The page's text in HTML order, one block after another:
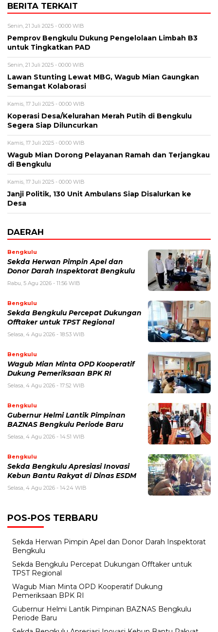
BERITA TERKAIT
Senin, 21 Juli 2025 - 00:00 WIB
Pemprov Bengkulu Dukung Pengelolaan Limbah B3
untuk Tingkatkan PAD
Senin, 21 Juli 2025 - 00:00 WIB
Lawan Stunting Lewat MBG, Wagub Mian Gaungkan
Semangat Kolaborasi
Kamis, 17 Juli 2025 - 00:00 WIB
Koperasi Desa/Kelurahan Merah Putih di Bengkulu
Segera Siap Diluncurkan
Kamis, 17 Juli 2025 - 00:00 WIB
Wagub Mian Dorong Pelayanan Ramah dan Terjangkau
di Bengkulu
Kamis, 17 Juli 2025 - 00:00 WIB
Janji Politik, 130 Unit Ambulans Siap Disalurkan ke
Desa
DAERAH
Bengkulu
Sekda Herwan Pimpin Apel dan
Donor Darah Inspektorat Bengkulu
Rabu, 5 Agu 2026 - 11:56 WIB
Bengkulu
Sekda Bengkulu Percepat Dukungan
Offtaker untuk TPST Regional
Selasa, 4 Agu 2026 - 18:53 WIB
Bengkulu
Wagub Mian Minta OPD Kooperatif
Dukung Pemeriksaan BPK RI
Selasa, 4 Agu 2026 - 17:52 WIB
Bengkulu
Gubernur Helmi Lantik Pimpinan
BAZNAS Bengkulu Periode Baru
Selasa, 4 Agu 2026 - 14:51 WIB
Bengkulu
Sekda Bengkulu Apresiasi Inovasi
Kebun Bantu Rakyat di Dinas ESDM
Selasa, 4 Agu 2026 - 14:24 WIB
POS-POS TERBARU
Sekda Herwan Pimpin Apel dan Donor Darah Inspektorat
Bengkulu
Sekda Bengkulu Percepat Dukungan Offtaker untuk
TPST Regional
Wagub Mian Minta OPD Kooperatif Dukung
Pemeriksaan BPK RI
Gubernur Helmi Lantik Pimpinan BAZNAS Bengkulu
Periode Baru